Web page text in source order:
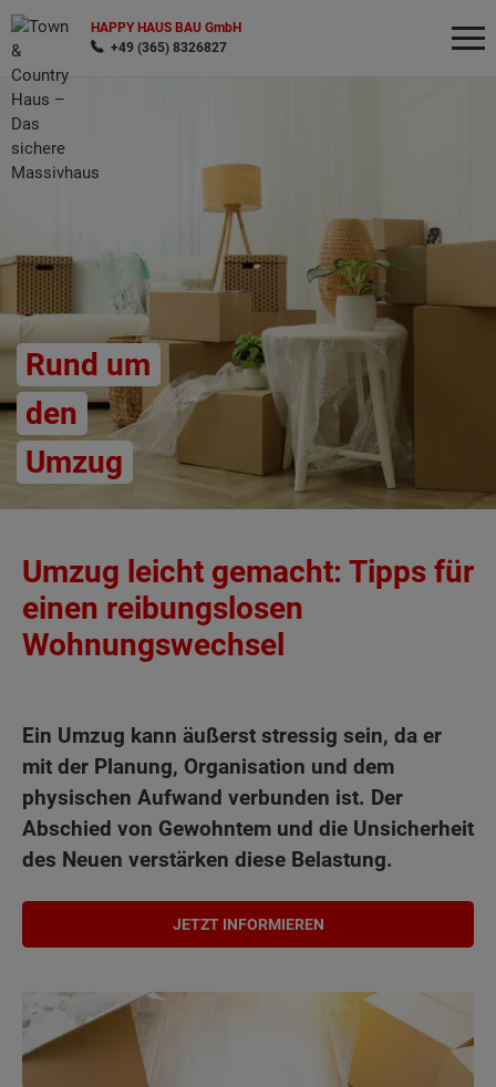
HAPPY HAUS BAU GmbH
+49 (365) 8326827
Rund um
den
Umzug
Umzug leicht gemacht: Tipps für
einen reibungslosen
Wohnungswechsel
Ein Umzug kann äußerst stressig sein, da er
mit der Planung, Organisation und dem
physischen Aufwand verbunden ist. Der
Abschied von Gewohntem und die Unsicherheit
des Neuen verstärken diese Belastung.
JETZT INFORMIEREN
Wonach möchten Sie suchen?